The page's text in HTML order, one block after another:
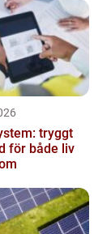
tryggt
för både liv